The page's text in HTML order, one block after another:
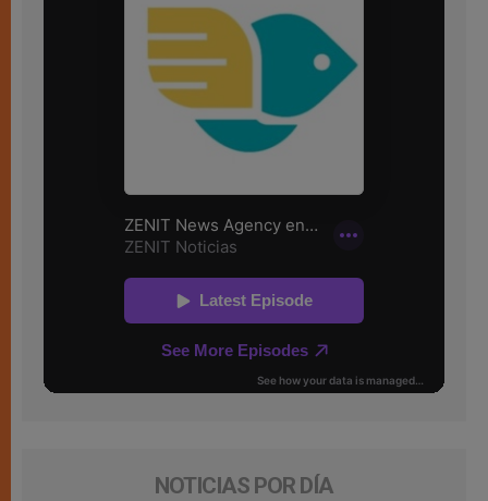
NOTICIAS POR DÍA